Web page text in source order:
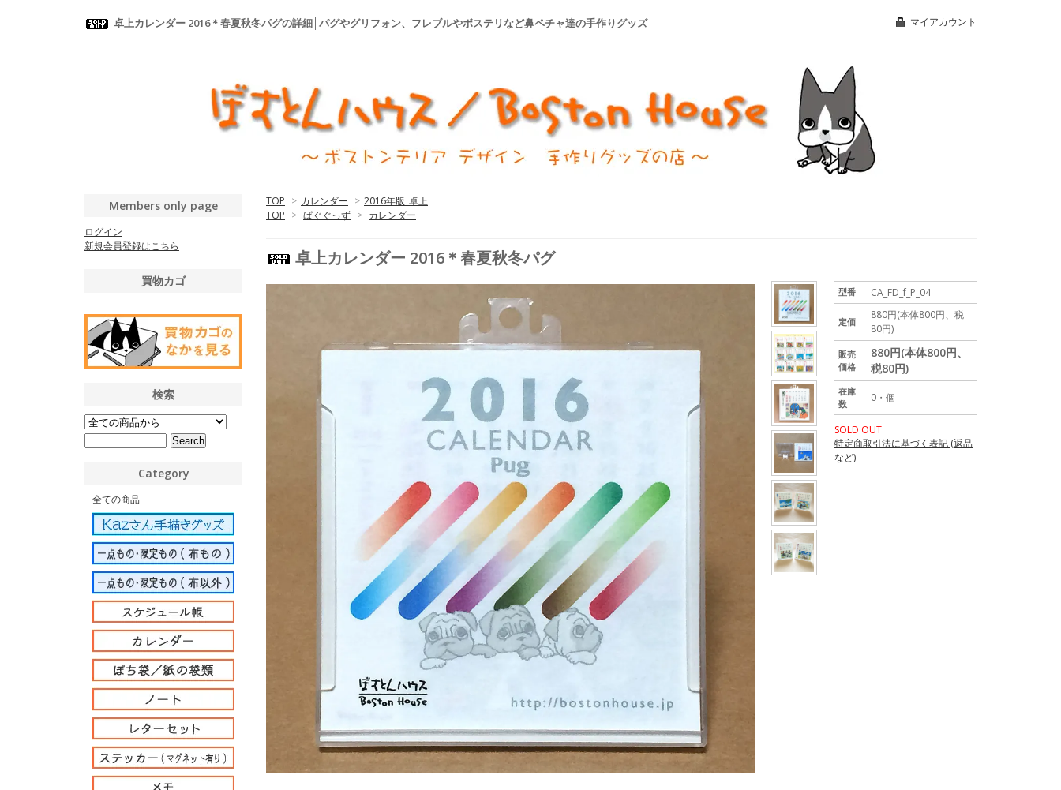
マイアカウント
卓上カレンダー 2016＊春夏秋冬パグの詳細│パグやグリフォン、フレブルやボステリなど鼻ペチャ達の手作りグッズ
TOP > カレンダー > 2016年版_卓上
TOP > ぱぐぐっず > カレンダー
卓上カレンダー 2016＊春夏秋冬パグ
型番 CA_FD_f_P_04
定価
880円(本体800円、税
80円)
販売
価格
880円(本体800円、
税80円)
在庫
数
0・個
SOLD OUT
特定商取引法に基づく表記 (返品
など)
Members only page
ログイン
新規会員登録はこちら
買物カゴ
検索
Category
全ての商品